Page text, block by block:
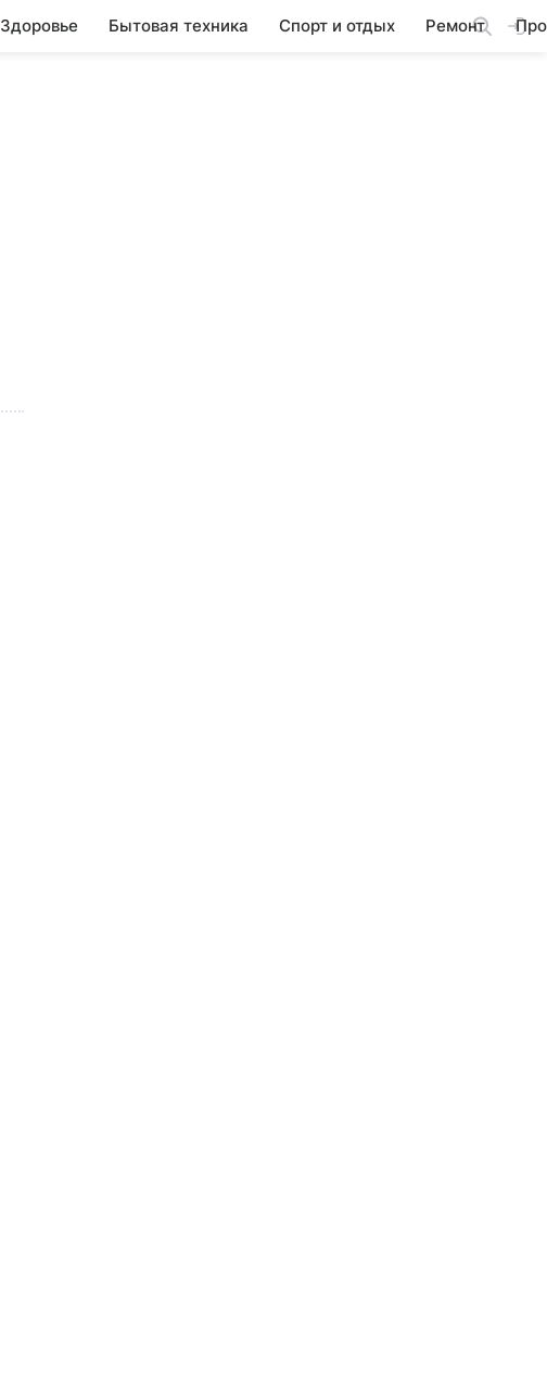
Здоровье Бытовая техника Спорт и отдых Ремонт